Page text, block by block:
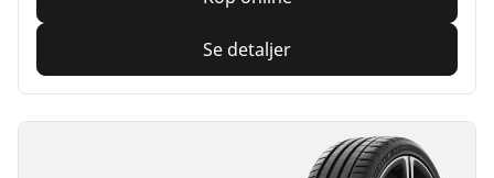
Se detaljer